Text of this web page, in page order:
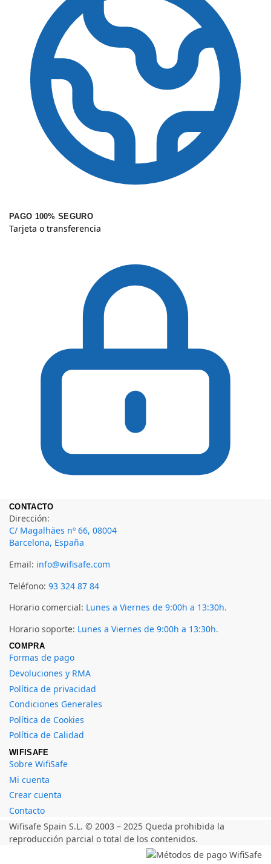
PAGO 100% SEGURO
Tarjeta o transferencia
CONTACTO
Dirección:
C/ Magalhäes nº 66, 08004
Barcelona, España
Email: info@wifisafe.com
Teléfono: 93 324 87 84
Horario comercial: Lunes a Viernes de 9:00h a 13:30h.
Horario soporte: Lunes a Viernes de 9:00h a 13:30h.
COMPRA
Formas de pago
Devoluciones y RMA
Política de privacidad
Condiciones Generales
Política de Cookies
Política de Calidad
WIFISAFE
Sobre WifiSafe
Mi cuenta
Crear cuenta
Contacto
Wifisafe Spain S.L. © 2003 – 2025 Queda prohibida la
reproducción parcial o total de los contenidos.